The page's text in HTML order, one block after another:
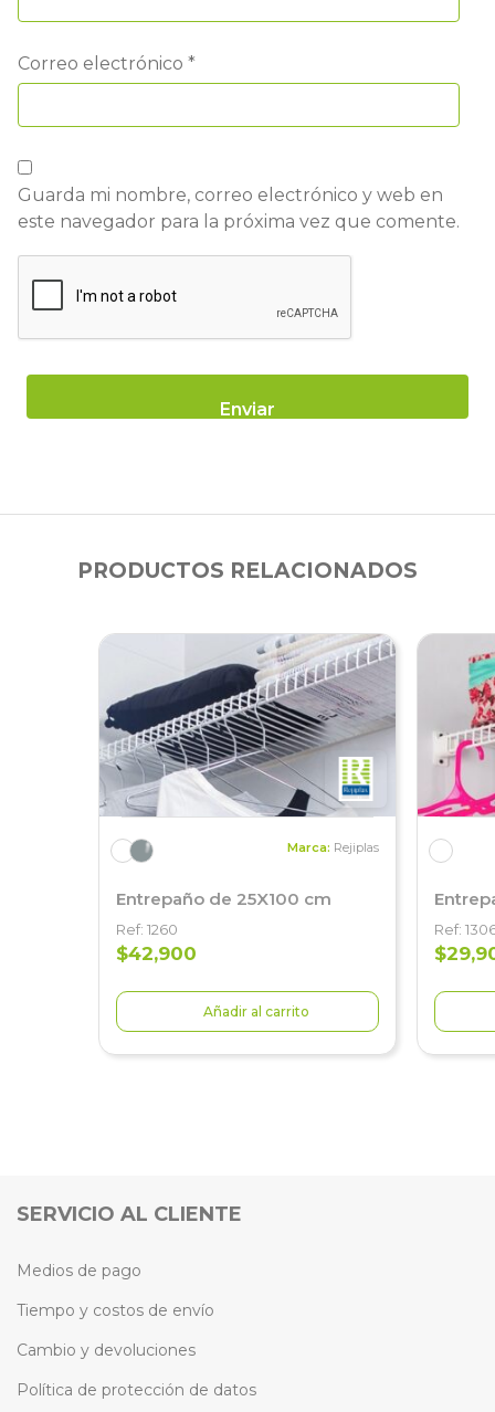
Correo electrónico *
Guarda mi nombre, correo electrónico y web en
este navegador para la próxima vez que comente.
PRODUCTOS RELACIONADOS
Marca: Rejiplas
Entrepaño de 25X100 cm
Ref: 1260
$42,900
Añadir al carrito
Ref:
SERVICIO AL CLIENTE
Medios de pago
Tiempo y costos de envío
Cambio y devoluciones
Política de protección de datos